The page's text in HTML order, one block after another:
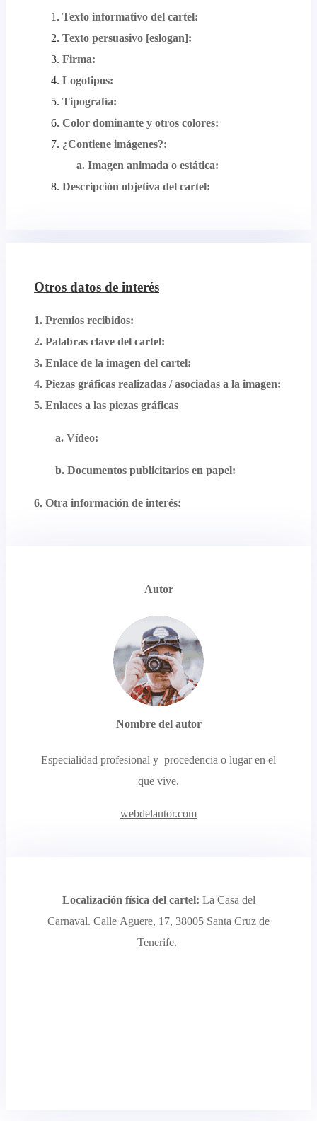
Texto informativo del cartel:
Texto persuasivo [eslogan]:
Firma:
Logotipos:
Tipografía:
Color dominante y otros colores:
¿Contiene imágenes?:
a. Imagen animada o estática:
Descripción objetiva del cartel:
Otros datos de interés
1. Premios recibidos:
2. Palabras clave del cartel:
3. Enlace de la imagen del cartel:
4. Piezas gráficas realizadas / asociadas a la imagen:
5. Enlaces a las piezas gráficas
a. Vídeo:
b. Documentos publicitarios en papel:
6. Otra información de interés:
Autor
Nombre del autor
Especialidad profesional y procedencia o lugar en el
que vive.
webdelautor.com
Localización física del cartel: La Casa del
Carnaval. Calle Aguere, 17, 38005 Santa Cruz de
Tenerife.